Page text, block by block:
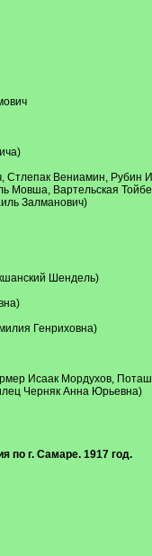
Стлепак Вениамин, Рубин
Мовша, Вартельская
Залманович)
Шендель)
Генриховна)
Исаак Мордухов,
Черняк Анна Юрьевна)
по г. Самаре. 1917 год.